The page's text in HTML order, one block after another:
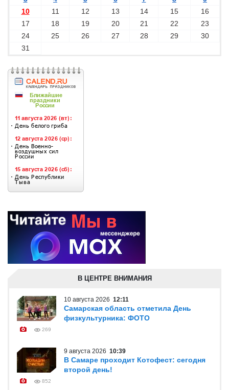
10
11 12 13 14 15
16
17
18 19 20 21 22
23
24
25 26 27 28 29
30
31
В ЦЕНТРЕ ВНИМАНИЯ
10 августа 2026 12:11
Самарская область отметила День
физкультурника: ФОТО
269
9 августа 2026 10:39
В Самаре проходит Котофест: сегодня
второй день!
852